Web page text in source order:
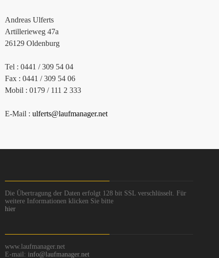
Andreas Ulferts
Artillerieweg 47a
26129 Oldenburg
Tel : 0441 / 309 54 04
Fax : 0441 / 309 54 06
Mobil : 0179 / 111 2 333
E-Mail : ulferts@laufmanager.net
Die Übertragung der Daten erfolgt 128 bit SSL verschlüsselt. Für
weitere Informationen klicken Sie bitte
hier
www.laufmanager.net
E-mail: info@laufmanager.net